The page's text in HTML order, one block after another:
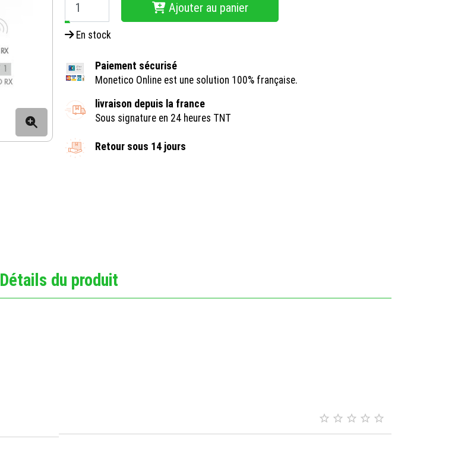
−
Ajouter au panier
En stock
Paiement sécurisé
Monetico Online est une solution 100% française.
livraison depuis la france
Sous signature en 24 heures TNT
Retour sous 14 jours
Détails du produit
    